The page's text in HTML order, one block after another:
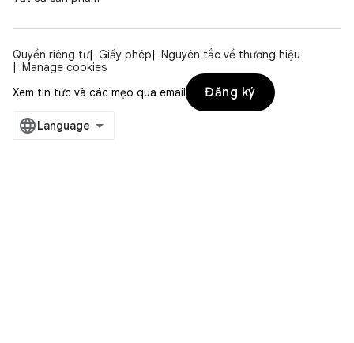
Quyền riêng tư Giấy phép
Nguyên tắc về thương hiệu
Manage cookies
Xem tin tức và các mẹo qua email
Đăng ký